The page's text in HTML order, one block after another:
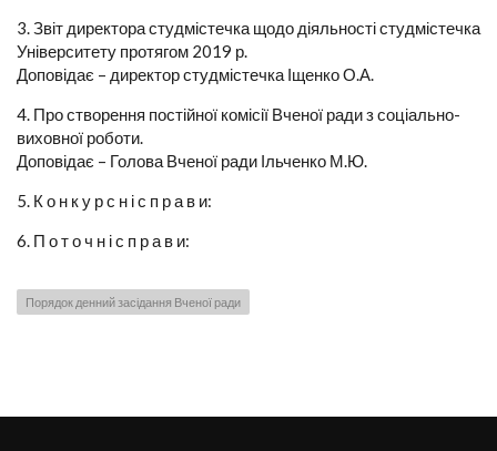
3. Звіт директора студмістечка щодо діяльності студмістечка
Університету протягом 2019 р.
Доповідає – директор студмістечка Іщенко О.А.
4. Про створення постійної комісії Вченої ради з соціально-
виховної роботи.
Доповідає – Голова Вченої ради Ільченко М.Ю.
5. К о н к у р с н і с п р а в и:
6. П о т о ч н і с п р а в и:
Порядок денний засідання Вченої ради